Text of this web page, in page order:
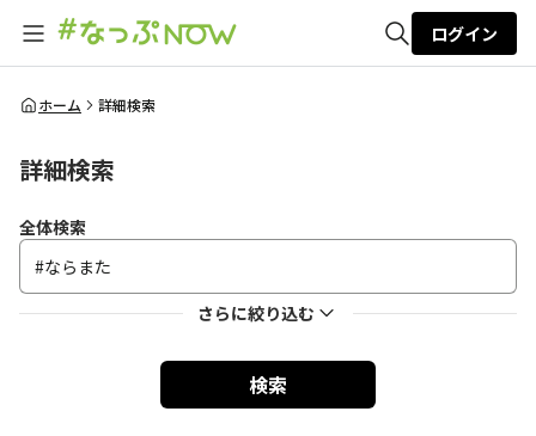
全体検索
ログイン
ホーム 詳細検索
詳細検索
全体検索
さらに絞り込む
検索